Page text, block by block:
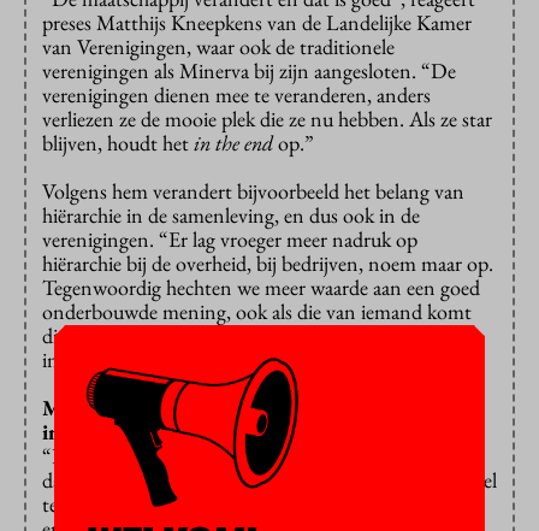
preses Matthijs Kneepkens van de Landelijke Kamer
van Verenigingen, waar ook de traditionele
verenigingen als Minerva bij zijn aangesloten. “De
verenigingen dienen mee te veranderen, anders
verliezen ze de mooie plek die ze nu hebben. Als ze star
blijven, houdt hetin the endop.”
Volgens hem verandert bijvoorbeeld het belang van
hiërarchie in de samenleving, en dus ook in de
verenigingen. “Er lag vroeger meer nadruk op
hiërarchie bij de overheid, bij bedrijven, noem maar op.
Tegenwoordig hechten we meer waarde aan een goed
onderbouwde mening, ook als die van iemand komt
die eigenlijk lager in de hiërarchie staat. Dat zie je ook
in studentenverenigingen gebeuren.”
Maar dat is toch iets anders dan seksuele
intimidatie en gedwongen drinken?
“Dat verandert ook. Verenigingen zijn er nog meer
dan vroeger op gebrand om studenten een veilig gevoel
te kunnen geven. Daar horen excessen als intimidatie